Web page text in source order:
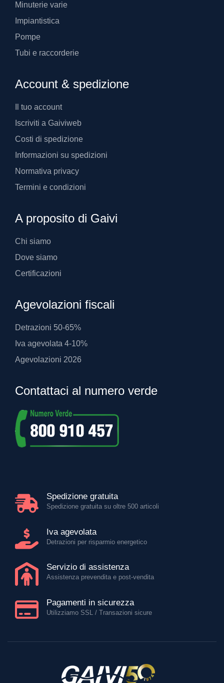
Minuterie varie
Impiantistica
Pompe
Tubi e raccorderie
Account & spedizione
Il tuo account
Iscriviti a Gaiviweb
Costi di spedizione
Informazioni su spedizioni
Normativa privacy
Termini e condizioni
A proposito di Gaivi
Chi siamo
Dove siamo
Certificazioni
Agevolazioni fiscali
Detrazioni 50-65%
Iva agevolata 4-10%
Agevolazioni 2026
Contattaci al numero verde
Spedizione gratuita
Spedizione gratuita su oltre 500 articoli
Iva agevolata
Detrazioni per risparmio energetico
Servizio di assistenza
Assistenza prevendita e post-vendita
Pagamenti in sicurezza
Utilizziamo SSL / Transazioni sicure